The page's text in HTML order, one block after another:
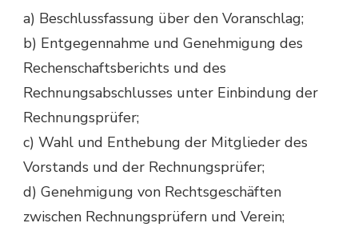
a) Beschlussfassung über den Voranschlag;
b) Entgegennahme und Genehmigung des
Rechenschaftsberichts und des
Rechnungsabschlusses unter Einbindung der
Rechnungsprüfer;
c) Wahl und Enthebung der Mitglieder des
Vorstands und der Rechnungsprüfer;
d) Genehmigung von Rechtsgeschäften
zwischen Rechnungsprüfern und Verein;